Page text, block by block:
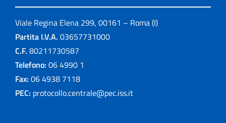
Viale Regina Elena 299, 00161 – Roma (I)
Partita I.V.A. 03657731000
C.F. 80211730587
Telefono: 06 4990 1
Fax: 06 4938 7118
PEC: protocollo.centrale@pec.iss.it